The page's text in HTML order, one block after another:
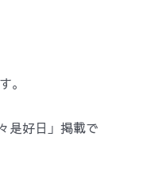
。
是好日」掲載で